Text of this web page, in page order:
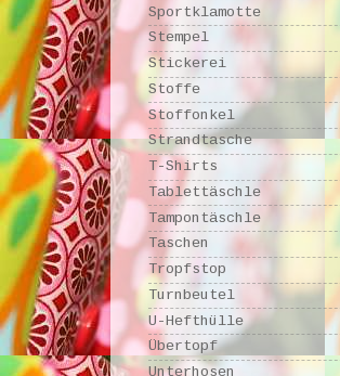
Sportklamotte
Stempel
Stickerei
Stoffe
Stoffonkel
Strandtasche
T-Shirts
Tablettäschle
Tampontäschle
Taschen
Tropfstop
Turnbeutel
U-Hefthülle
Übertopf
Unterhosen